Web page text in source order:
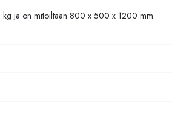
kg ja on mitoiltaan 800 x 500 x 1200 mm.